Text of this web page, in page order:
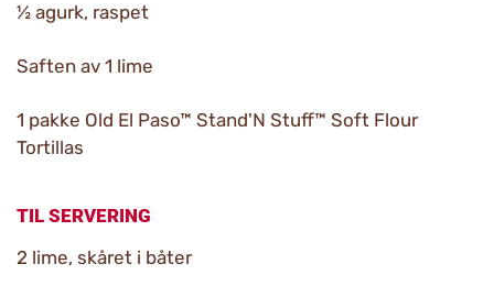
½ agurk, raspet
Saften av 1 lime
1 pakke Old El Paso™ Stand'N Stuff™ Soft Flour
Tortillas
TIL SERVERING
2 lime, skåret i båter